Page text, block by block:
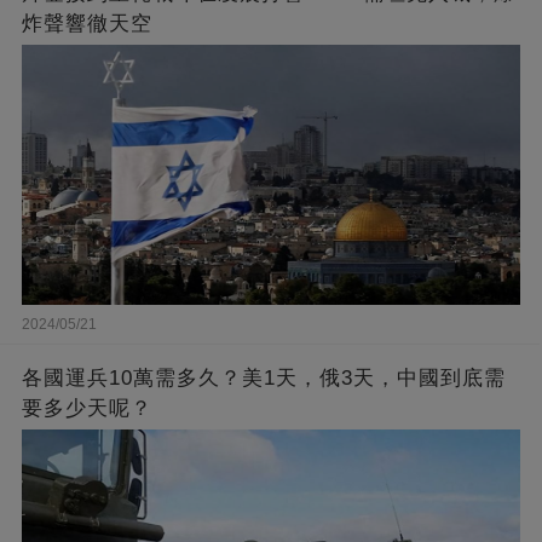
炸聲響徹天空
2024/05/21
各國運兵10萬需多久？美1天，俄3天，中國到底需
要多少天呢？